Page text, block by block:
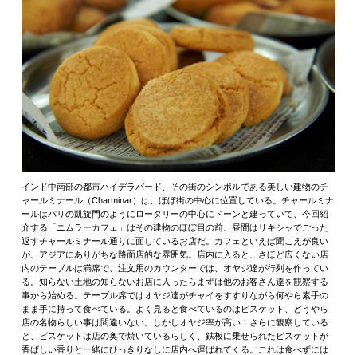
インド中南部の都市ハイデラバード、その街のシンボルである美しい建物のチ
ャールミナール（Charminar）は、ほぼ街の中心に位置している。チャールミナ
ールはパリの凱旋門のようにロータリーの中心にドーンと建っていて、今回紹
介する「ニムラーカフェ」はその建物のほぼ目の前、昼間はリキシャでごった
返すチャールミナール通りに面しているお店だ。カフェといえば聞こえが良い
が、アジアにありがちな路面店的な雰囲気。店内に入ると、さほど広くない店
内のテーブルは満席で、注文用のカウンターでは、オヤジ達が行列を作ってい
る。知らない土地の知らないお店に入ったらまずは他のお客さん達を観察する
事から始める。テーブル席ではオヤジ達がチャイをすすりながら何やら素手の
まま手に持って食べている。よく見ると食べているのはビスケット、どうやら
店の名物らしい事は間違いない。しかしオヤジ率が高い！さらに観察している
と、ビスケットは店の奥で焼いているらしく、鉄板に乗せられたビスケットが
香ばしい香りと一緒にひっきりなしに店内へ運ばれてくる。これは食べずには